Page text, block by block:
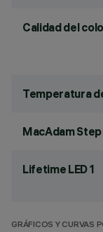
Calidad del
Temperatura
MacAdam Step
Lifetime LED 1
GRÁFICOS Y CURVAS